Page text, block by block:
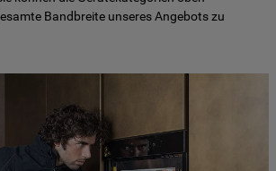
Bandbreite unseres Angebots zu